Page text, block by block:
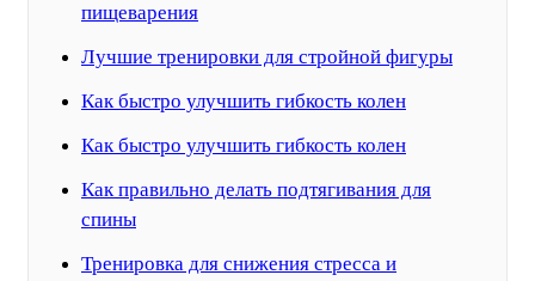
пищеварения
Лучшие тренировки для стройной фигуры
Как быстро улучшить гибкость колен
Как быстро улучшить гибкость колен
Как правильно делать подтягивания для
спины
Тренировка для снижения стресса и